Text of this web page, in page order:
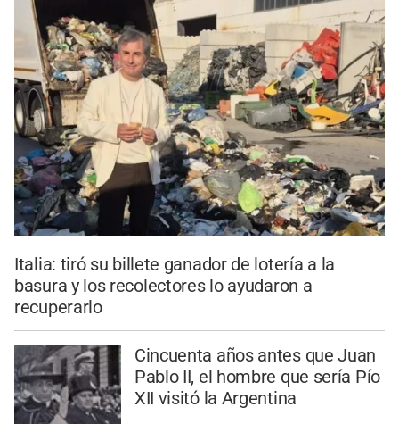
Italia: tiró su billete ganador de lotería a la
basura y los recolectores lo ayudaron a
recuperarlo
Cincuenta años antes que Juan
Pablo II, el hombre que sería Pío
XII visitó la Argentina